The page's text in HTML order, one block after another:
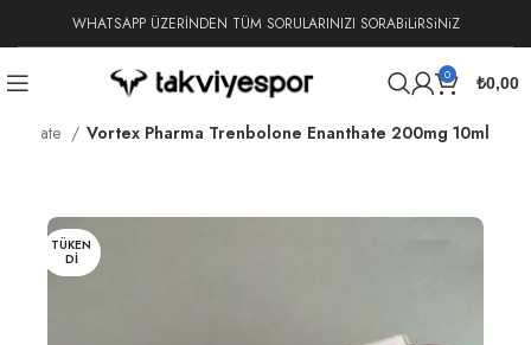
WHATSAPP ÜZERİNDEN TÜM SORULARINIZI SORABiLiRSiNiZ
0 ₺0,00
Vortex Pharma Trenbolone Enanthate 200mg 10ml
TÜKEN
DI